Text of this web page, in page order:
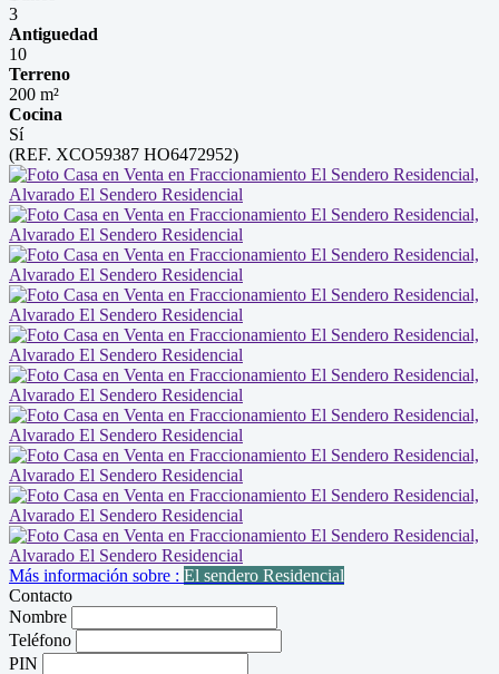
3
Antiguedad
10
Terreno
200 m²
Cocina
Sí
(REF. XCO59387 HO6472952)
Más información sobre : El sendero Residencial
Contacto
Nombre
Teléfono
PIN